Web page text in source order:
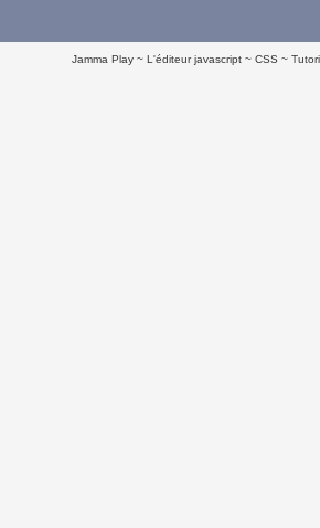
Jamma Play L'éditeur javascript CSS